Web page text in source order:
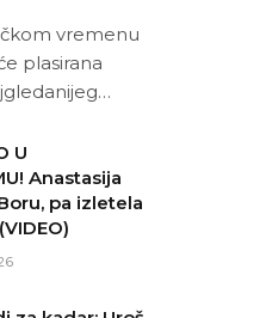
vremenu
plasirana
U
Anastasija
pa izletela